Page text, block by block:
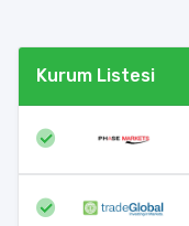
Kurum Listesi